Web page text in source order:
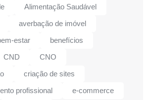
Alimentação Saudável
averbação de imóvel
estar
benefícios
CND
CNO
criação de sites
profissional
e-commerce